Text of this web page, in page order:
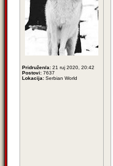
Pridružen/a: 21 ruj 2020, 20:42
Postovi: 7637
Lokacija: Serbian World